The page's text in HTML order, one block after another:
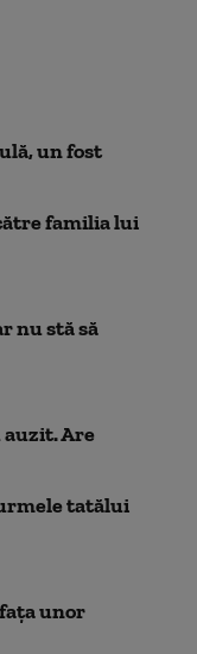
un fost
familia lui
nu stă să
Are
tatălui
unor